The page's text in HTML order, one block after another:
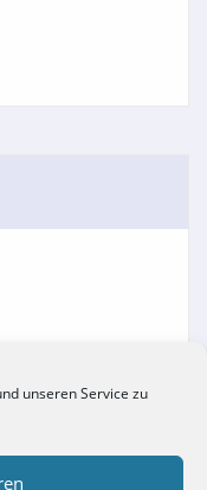
unseren Service zu